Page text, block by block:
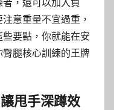
，還可以加入負
意重量不宜過重，
要點，你就能在安
腿核心訓練的王牌
甩手深蹲效